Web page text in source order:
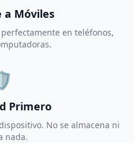
a Móviles
en teléfonos,
Primero
No se almacena ni
nada.